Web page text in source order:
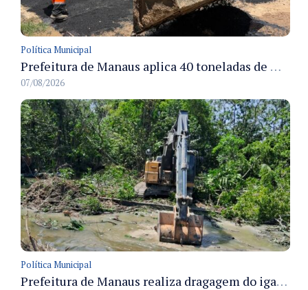
Política Municipal
Prefeitura de Manaus aplica 40 toneladas de massa asfáltica na recuperação da rua Toledo e melhora condições de tráfego no Santa Etelvina
07/08/2026
Política Municipal
Prefeitura de Manaus realiza dragagem do igarapé na rua Renila e retira 900 metros cúbicos de lixo